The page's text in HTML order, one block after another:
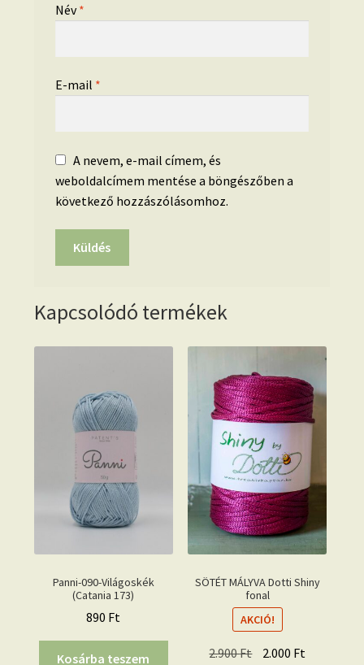
Név*
E-mail *
A nevem, e-mail címem, és
weboldalcímem mentése a böngészőben a
következő hozzászólásomhoz.
Kapcsolódó termékek
Panni-090-Világoskék
(Catania 173)
890 Ft
Kosárba teszem
SÖTÉT MÁLYVA Dotti Shiny
fonal
AKCIÓ!
2.900Ft Original
2.000 Ft